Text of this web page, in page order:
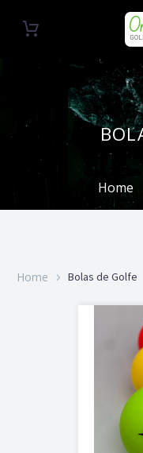
Home
Home Bolas de Golfe